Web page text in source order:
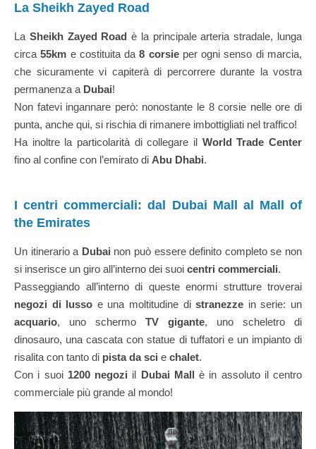
La Sheikh Zayed Road
La Sheikh Zayed Road è la principale arteria stradale, lunga
circa55km e costituita da8 corsieper ogni senso di marcia,
che sicuramente vi capiterà di percorrere durante la vostra
permanenza a Dubai!
Non fatevi ingannare però: nonostante le 8 corsie nelle ore di
punta, anche qui, si rischia di rimanere imbottigliati nel traffico!
Ha inoltre la particolarità di collegare il World Trade Center
fino al confine con l’emirato di Abu Dhabi.
I centri commerciali: dal Dubai Mall al Mall of
the Emirates
Un itinerario a Dubai non può essere definito completo se non
si inserisce un giro all’interno dei suoi centri commerciali.
Passeggiando all’interno di queste enormi strutture troverai
negozi di lusso e una moltitudine distranezze in serie: un
acquario, uno schermo TV gigante, uno scheletro di
dinosauro, una cascata con statue di tuffatori e un impianto di
risalita con tanto di pista da sci e chalet.
Con i suoi 1200 negozi il Dubai Mall è in assoluto il centro
commerciale più grande al mondo!